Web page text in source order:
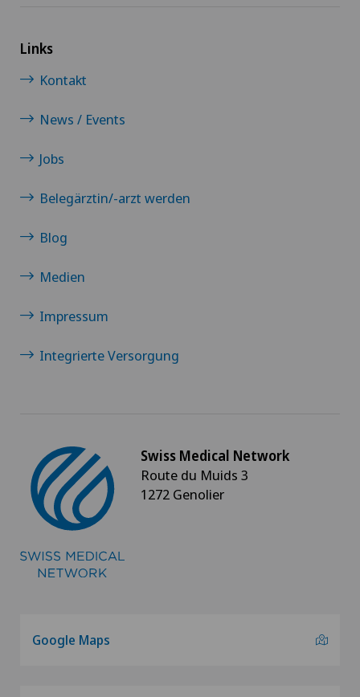
Links
Kontakt
News / Events
Jobs
Belegärztin/-arzt werden
Blog
Medien
Impressum
Integrierte Versorgung
Swiss Medical Network
Route du Muids 3
1272 Genolier
Google Maps